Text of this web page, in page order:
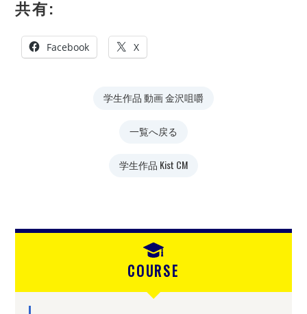
共有:
Facebook X
学生作品 動画 金沢咀嚼
一覧へ戻る
学生作品 Kist CM
COURSE